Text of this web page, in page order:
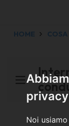
privacy
Noi
HOME